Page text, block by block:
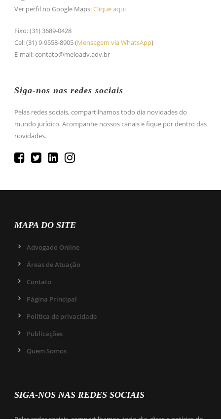
Ver perfil no Google Maps:Clique aqui
Fixo: (31) 3689-0428
Cel: (31) 9-9558-8905 (Mensagem via WhatsApp)
E-mail: contato@meloadv.adv.br
Siga-nos nas redes sociais
Pelas redes sociais, compartilhamos todo dia novidades do
mundo jurídico. Acompanhe nossos canais e fique por dentro das
novidades.
MAPA DO SITE
Advogado Online
Áreas de Atuação
Contato
Página Principal
Política de privacidade
Publicações
Quem Somos
SIGA-NOS NAS REDES SOCIAIS